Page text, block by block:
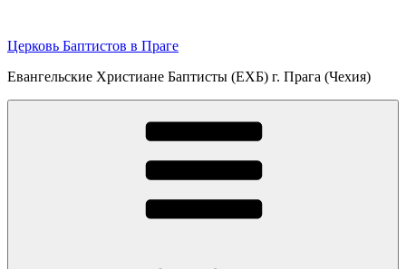
содержимому
Церковь Баптистов в Праге
Евангельские Христиане Баптисты (ЕХБ) г. Прага (Чехия)